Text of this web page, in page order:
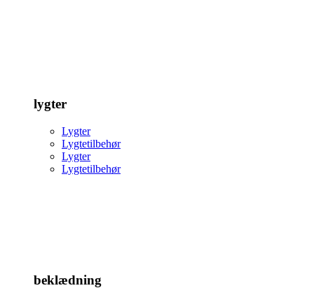
lygter
Lygter
Lygtetilbehør
Lygter
Lygtetilbehør
beklædning